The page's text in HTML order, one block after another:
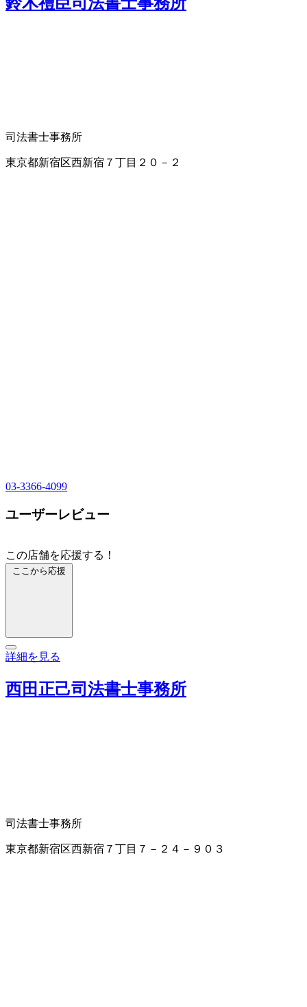
司法書士事務所
東京都新宿区西新宿７丁目２０－２
03-3366-4099
ユーザーレビュー
この店舗を応援する！
ここから応援
詳細を見る
西田正己司法書士事務所
司法書士事務所
東京都新宿区西新宿７丁目７－２４－９０３